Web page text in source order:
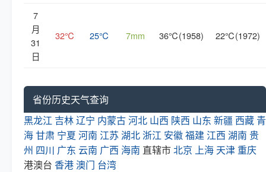
7
月
31
日
32℃ 25℃ 7mm 36℃(1958) 22℃(1972)
省份历史天气查询
黑龙江 吉林辽宁 内蒙古河北 山西 陕西 山东 新疆 西藏 青
海甘肃 宁夏 河南 江苏 湖北 浙江 安徽福建 江西 湖南 贵
州 四川 广东 云南 广西 海南 直辖市北京 上海 天津 重庆
港澳台 香港澳门 台湾